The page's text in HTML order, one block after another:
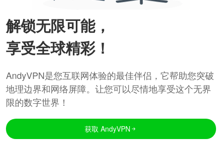
解锁无限可能，
享受全球精彩！
AndyVPN是您互联网体验的最佳伴侣，它帮助您突破
地理边界和网络屏障。让您可以尽情地享受这个无界
限的数字世界！
获取 AndyVPN